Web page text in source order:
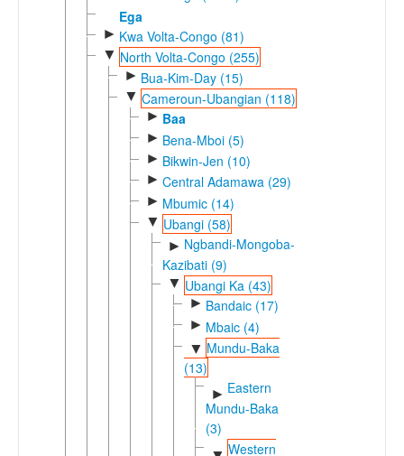
Ega
► Kwa Volta-Congo (81)
▼ North Volta-Congo (255)
► Bua-Kim-Day (15)
▼ Cameroun-Ubangian (118)
► Baa
► Bena-Mboi (5)
► Bikwin-Jen (10)
► Central Adamawa (29)
► Mbumic (14)
▼ Ubangi (58)
► Ngbandi-Mongoba-
Kazibati (9)
▼ Ubangi Ka (43)
► Bandaic (17)
► Mbaic (4)
▼ Mundu-Baka
(13)
► Eastern
Mundu-Baka
(3)
Western